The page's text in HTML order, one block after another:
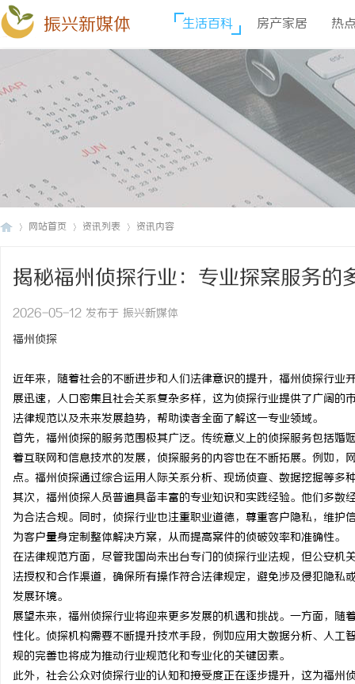
振兴新媒体 生活百科 房产家居 热
网站首页 资讯列表 资讯内容
揭秘福州侦探行业：专业探案服务的
2026-05-12 发布于 振兴新媒体
福州侦探
近年来，随着社会的不断进步和人们法律意识的提升，福州侦探行
展迅速，人口密集且社会关系复杂多样，这为侦探行业提供了广阔
法律规范以及未来发展趋势，帮助读者全面了解这一专业领域。
首先，福州侦探的服务范围极其广泛。传统意义上的侦探服务包括
着互联网和信息技术的发展，侦探服务的内容也在不断拓展。例如
点。福州侦探通过综合运用人际关系分析、现场侦查、数据挖掘等多
其次，福州侦探人员普遍具备丰富的专业知识和实践经验。他们多
为合法合规。同时，侦探行业也注重职业道德，尊重客户隐私，维
为客户量身定制整体解决方案，从而提高案件的侦破效率和准确性。
在法律规范方面，尽管我国尚未出台专门的侦探行业法规，但公安
法授权和合作渠道，确保所有操作符合法律规定，避免涉及侵犯隐
发展环境。
展望未来，福州侦探行业将迎来更多发展的机遇和挑战。一方面，
性化。侦探机构需要不断提升技术手段，例如应用大数据分析、人
规的完善也将成为推动行业规范化和专业化的关键因素。
此外，社会公众对侦探行业的认知和接受度正在逐步提升，这为福